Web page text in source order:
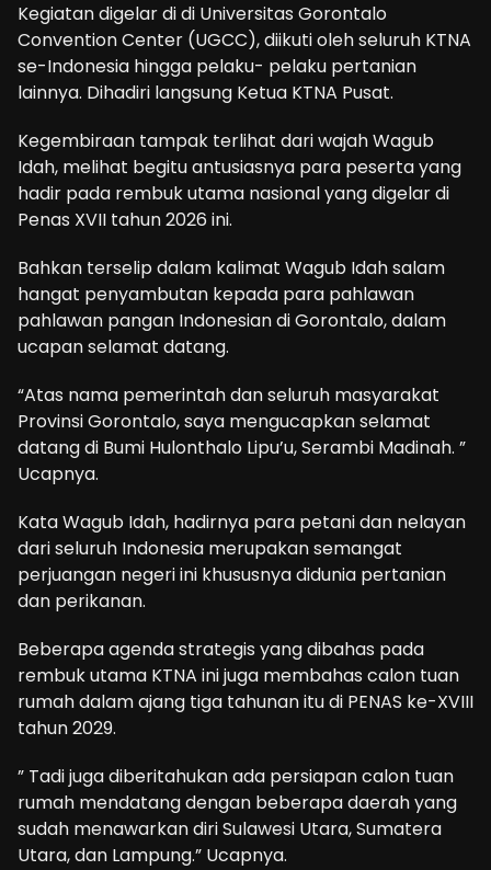
Kegiatan digelar di di Universitas Gorontalo
Convention Center (UGCC), diikuti oleh seluruh KTNA
se-Indonesia hingga pelaku- pelaku pertanian
lainnya. Dihadiri langsung Ketua KTNA Pusat.
Kegembiraan tampak terlihat dari wajah Wagub
Idah, melihat begitu antusiasnya para peserta yang
hadir pada rembuk utama nasional yang digelar di
Penas XVII tahun 2026 ini.
Bahkan terselip dalam kalimat Wagub Idah salam
hangat penyambutan kepada para pahlawan
pahlawan pangan Indonesian di Gorontalo, dalam
ucapan selamat datang.
“Atas nama pemerintah dan seluruh masyarakat
Provinsi Gorontalo, saya mengucapkan selamat
datang di Bumi Hulonthalo Lipu’u, Serambi Madinah. ”
Ucapnya.
Kata Wagub Idah, hadirnya para petani dan nelayan
dari seluruh Indonesia merupakan semangat
perjuangan negeri ini khususnya didunia pertanian
dan perikanan.
Beberapa agenda strategis yang dibahas pada
rembuk utama KTNA ini juga membahas calon tuan
rumah dalam ajang tiga tahunan itu di PENAS ke-XVIII
tahun 2029.
” Tadi juga diberitahukan ada persiapan calon tuan
rumah mendatang dengan beberapa daerah yang
sudah menawarkan diri Sulawesi Utara, Sumatera
Utara, dan Lampung.” Ucapnya.